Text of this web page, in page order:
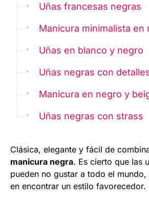
Uñas francesas negras
Manicura minimalista en
Uñas en blanco y negro
Uñas negras con
Manicura en negro y
Uñas negras con strass
Clásica, elegante y fácil de
manicura negra. Es cierto que las
pueden no gustar a todo el
en encontrar un estilo favorecedor.